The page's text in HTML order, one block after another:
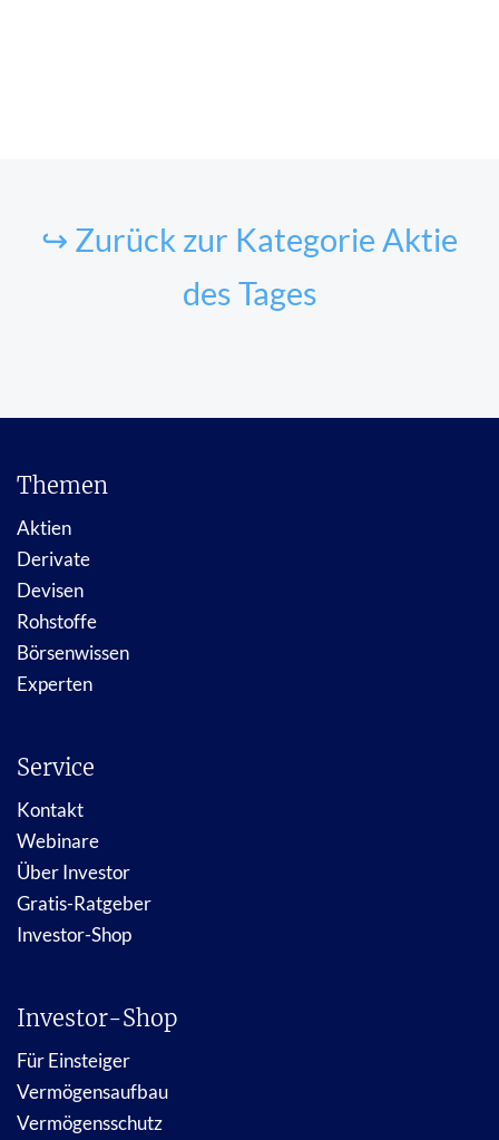
↪ Zurück zur Kategorie Aktie
des Tages
Themen
Aktien
Derivate
Devisen
Rohstoffe
Börsenwissen
Experten
Service
Kontakt
Webinare
Über Investor
Gratis-Ratgeber
Investor-Shop
Investor-Shop
Für Einsteiger
Vermögensaufbau
Vermögensschutz